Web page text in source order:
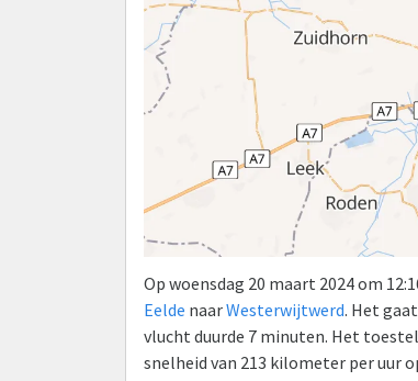
Op woensdag 20 maart 2024 om
Eelde naarWesterwijtwerd. Het
vlucht duurde 7 minuten. Het
snelheid van 213 kilometer per uur